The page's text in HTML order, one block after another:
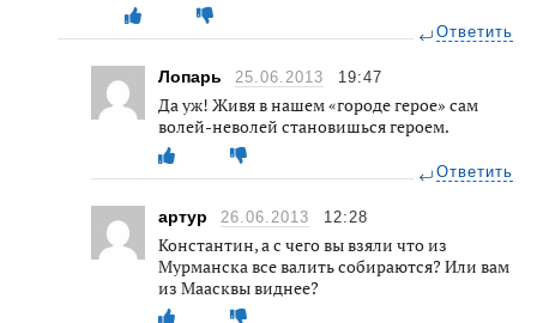
Ответить
Лопарь 25.06.2013 19:47
Да уж! Живя в нашем «городе герое» сам
волей-неволей становишься героем.
Ответить
артур 26.06.2013 12:28
Константин, а с чего вы взяли что из
Мурманска все валить собираются? Или вам
из Маасквы виднее?